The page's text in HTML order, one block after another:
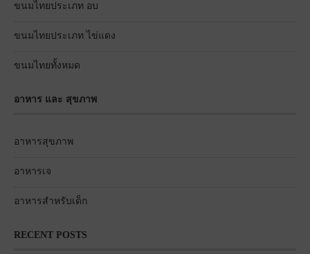
ขนมไทยประเภท อบ
ขนมไทยประเภท ไข่แดง
ขนมไทยทั้งหมด
อาหาร และ สุขภาพ
อาหารสุขภาพ
อาหารเจ
อาหารสำหรับเด็ก
RECENT POSTS